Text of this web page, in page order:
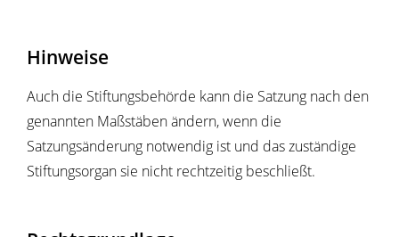
Hinweise
Auch die Stiftungsbehörde kann die Satzung nach den
genannten Maßstäben ändern, wenn die
Satzungsänderung notwendig ist und das zuständige
Stiftungsorgan sie nicht rechtzeitig beschließt.